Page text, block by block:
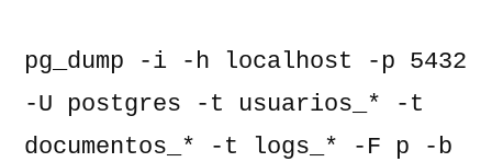
pg_dump -i -h localhost -p 5432
-U postgres -t usuarios_* -t
documentos_* -t logs_* -F p -b